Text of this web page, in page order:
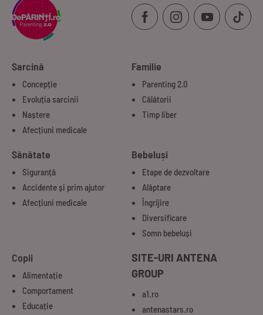
Sarcină
Concepție
Evoluția sarcinii
Naștere
Afecțiuni medicale
Familie
Parenting 2.0
Călătorii
Timp liber
Sănătate
Siguranță
Accidente și prim ajutor
Afecțiuni medicale
Bebeluși
Etape de dezvoltare
Alăptare
Îngrijire
Diversificare
Somn bebeluși
Copii
Alimentație
Comportament
Educație
SITE-URI ANTENA
GROUP
a1.ro
antenastars.ro